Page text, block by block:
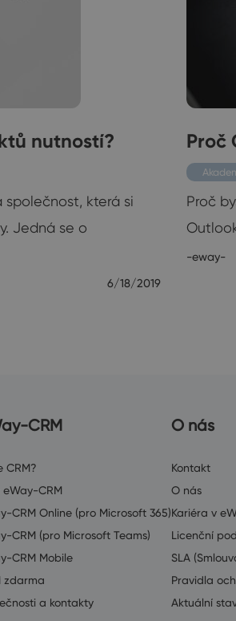
nutností?
která si
Jedná se o
6/18/2019
Proč
Proč
-eway-
CRM
CRM?
eWay-CRM
CRM Online (pro Microsoft 365)
CRM (pro Microsoft Teams)
CRM Mobile
zdarma
a kontakty
O nás
Kontakt
O nás
Kariéra v
Licenční
SLA
Pravidla
Aktuální